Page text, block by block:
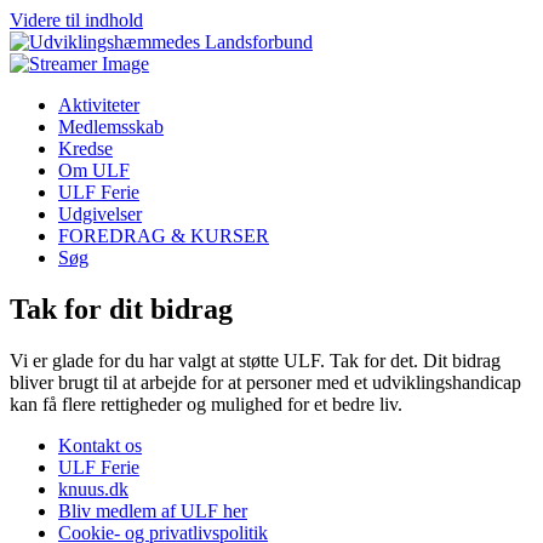
Videre til indhold
Aktiviteter
Medlemsskab
Kredse
Om ULF
ULF Ferie
Udgivelser
FOREDRAG & KURSER
Søg
Tak for dit bidrag
Vi er glade for du har valgt at støtte ULF. Tak for det. Dit bidrag
bliver brugt til at arbejde for at personer med et udviklingshandicap
kan få flere rettigheder og mulighed for et bedre liv.
Kontakt os
ULF Ferie
knuus.dk
Bliv medlem af ULF her
Cookie- og privatlivspolitik